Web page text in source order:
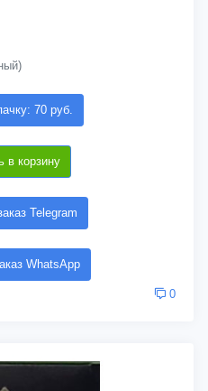
70 руб.
в корзину
Telegram
WhatsApp
0